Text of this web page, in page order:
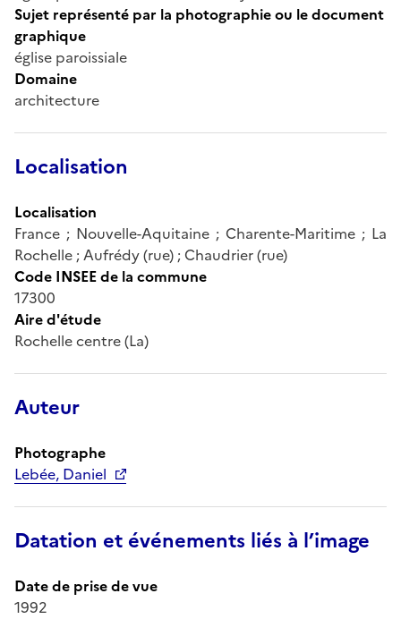
Sujet représenté par la photographie ou le document
graphique
église paroissiale
Domaine
architecture
Localisation
Localisation
France ; Nouvelle-Aquitaine ; Charente-Maritime ; La
Rochelle ; Aufrédy (rue) ; Chaudrier (rue)
Code INSEE de la commune
17300
Aire d'étude
Rochelle centre (La)
Auteur
Photographe
Lebée, Daniel
Datation et événements liés à l’image
Date de prise de vue
1992